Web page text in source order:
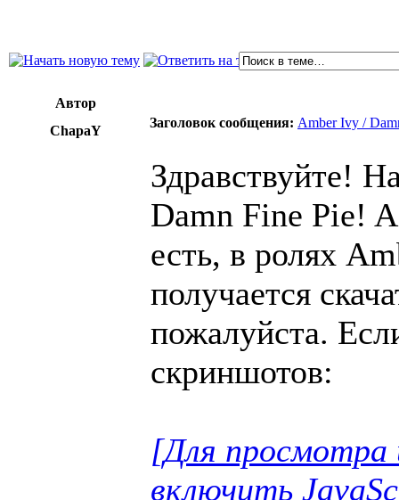
Автор
ChapaY
Заголовок сообщения: Amber Ivy /
Здравствуйте!
Damn Fine Pie!
есть, в ролях
получается
пожалуйста.
скриншотов:
[Для просмотра
включить